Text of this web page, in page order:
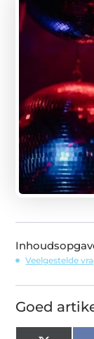
Veelgestelde
Goed